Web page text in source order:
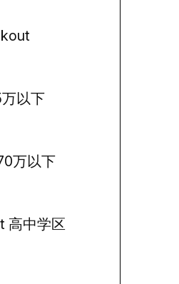
以下
万以下
高中学区